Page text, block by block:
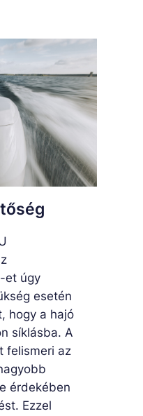
et úgy
esetén
hogy a hajó
síklásba. A
felismeri az
érdekében
Ezzel